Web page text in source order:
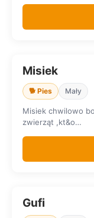
SZUKA DOMU
Misiek
🐕 Pies Mały
Misiek chwilowo
zwierząt ,kt&o…
SZUKA DOMU
Gufi